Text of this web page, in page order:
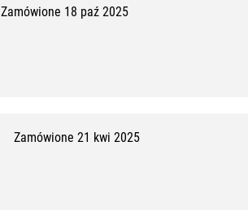
0
Zamówione 18 paź 2025
Zamówione 21 kwi 2025